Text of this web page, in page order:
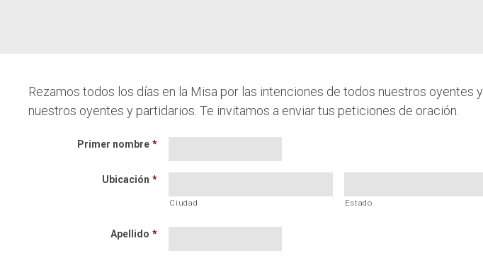
Rezamos todos los días en la Misa por las intenciones de todos nuestros oyentes y
nuestros oyentes y partidarios. Te invitamos a enviar tus peticiones de oración.
Primer nombre *
Ubicación *
Ciudad Estado
Apellido *